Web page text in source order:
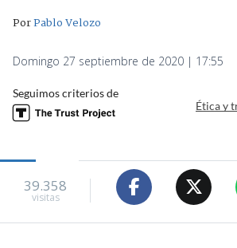
PorPablo Velozo
Domingo 27 septiembre de 2020 | 17:55
Seguimos criterios de
Ética y
39.358
visitas